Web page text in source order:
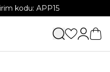
kodu: APP15